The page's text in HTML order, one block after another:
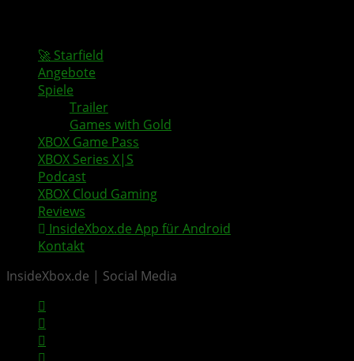
🚀 Starfield
Angebote
Spiele
Trailer
Games with Gold
XBOX Game Pass
XBOX Series X|S
Podcast
XBOX Cloud Gaming
Reviews
InsideXbox.de App für Android
Kontakt
InsideXbox.de | Social Media